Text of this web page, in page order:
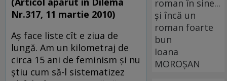
Nr.317, 11 martie 2010)
Aş face liste cît e ziua de
lungă. Am un kilometraj de
circa 15 ani de feminism şi nu
ştiu cum să-l sistematizez
roman în sine...
și încă un
roman foarte
bun
Ioana
MOROȘAN